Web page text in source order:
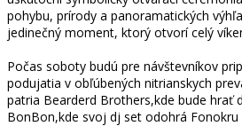
pohybu, prírody a panoramatických
jedinečný moment, ktorý otvorí celý
Počas soboty budú pre návštevníkov
podujatia v obľúbených nitrianskych
patria Bearderd Brothers,kde bude hrať
BonBon,kde svoj dj set odohrá Fonokru